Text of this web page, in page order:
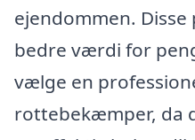
ejendommen.
bedre værdi for
vælge en
rottebekæmper, da